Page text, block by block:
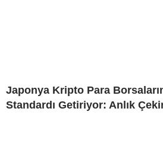
Japonya Kripto Para
Standardı Getiriyor: Anlık